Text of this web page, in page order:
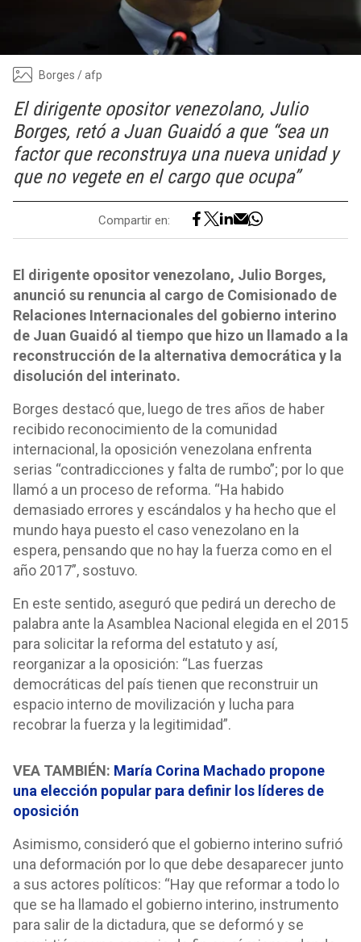
Borges / afp
El dirigente opositor venezolano, Julio
Borges, retó a Juan Guaidó a que “sea un
factor que reconstruya una nueva unidad y
que no vegete en el cargo que ocupa”
Compartir en:
El dirigente opositor venezolano, Julio Borges,
anunció su renuncia al cargo de Comisionado de
Relaciones Internacionales del gobierno interino
de Juan Guaidó al tiempo que hizo un llamado a la
reconstrucción de la alternativa democrática y la
disolución del interinato.
Borges destacó que, luego de tres años de haber
recibido reconocimiento de la comunidad
internacional, la oposición venezolana enfrenta
serias “contradicciones y falta de rumbo”; por lo que
llamó a un proceso de reforma. “Ha habido
demasiado errores y escándalos y ha hecho que el
mundo haya puesto el caso venezolano en la
espera, pensando que no hay la fuerza como en el
año 2017”, sostuvo.
En este sentido, aseguró que pedirá un derecho de
palabra ante la Asamblea Nacional elegida en el 2015
para solicitar la reforma del estatuto y así,
reorganizar a la oposición: “Las fuerzas
democráticas del país tienen que reconstruir un
espacio interno de movilización y lucha para
recobrar la fuerza y la legitimidad”.
VEA TAMBIÉN: María Corina Machado propone
una elección popular para definir los líderes de
oposición
Asimismo, consideró que el gobierno interino sufrió
una deformación por lo que debe desaparecer junto
a sus actores políticos: “Hay que reformar a todo lo
que se ha llamado el gobierno interino, instrumento
para salir de la dictadura, que se deformó y se